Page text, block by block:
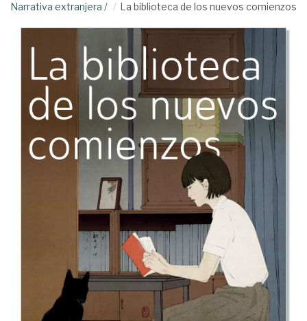
Narrativa extranjera / La biblioteca de los nuevos comienzos